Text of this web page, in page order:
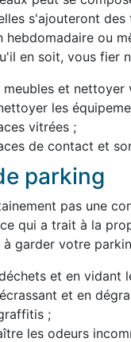
s'ajouteront
ou
en soit, vous fier
meubles et nettoyer
les
vitrées ;
de contact et
parking
pas une
qui a trait à la
garder votre
et en vidant
et en
;
les odeurs